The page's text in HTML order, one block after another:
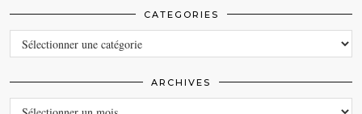
CATEGORIES
CATEGORIES
ARCHIVES
ARCHIVES